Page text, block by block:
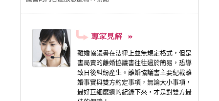
離婚協議書在法律上並無規定格式，但是
書局賣的離婚協議書往往過於簡易，恐導
致日後糾紛產生。離婚協議書主要紀載離
婚事實與雙方約定事項，無論大小事項，
最好巨細靡遺的紀錄下來，才是對雙方最